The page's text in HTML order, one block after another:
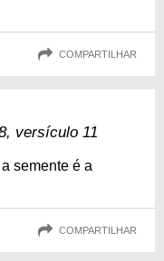
COMPARTILHAR
versículo 11
semente é a
COMPARTILHAR